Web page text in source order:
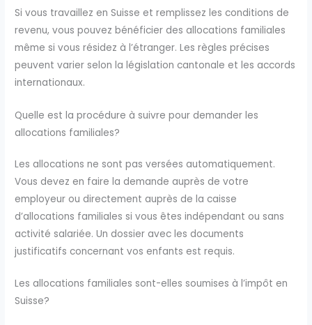
Si vous travaillez en Suisse et remplissez les conditions de
revenu, vous pouvez bénéficier des allocations familiales
même si vous résidez à l’étranger. Les règles précises
peuvent varier selon la législation cantonale et les accords
internationaux.
Quelle est la procédure à suivre pour demander les
allocations familiales?
Les allocations ne sont pas versées automatiquement.
Vous devez en faire la demande auprès de votre
employeur ou directement auprès de la caisse
d’allocations familiales si vous êtes indépendant ou sans
activité salariée. Un dossier avec les documents
justificatifs concernant vos enfants est requis.
Les allocations familiales sont-elles soumises à l’impôt en
Suisse?